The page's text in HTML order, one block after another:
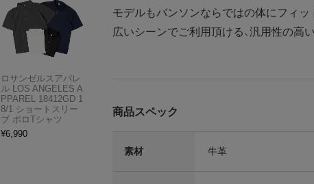
モデルもバンソンならではの体にフィ
広いシーンでご利用頂ける、汎用性の高
商品スペック
素材 牛革
ロサンゼルスアパレ
ル LOS ANGELES A
PPAREL 18412GD 1
8/1 ショートスリー
ブ ポロTシャツ
¥6,990